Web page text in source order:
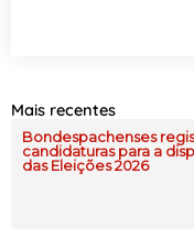
Mais recentes
Bondespachenses
candidaturas para a
das Eleições 2026